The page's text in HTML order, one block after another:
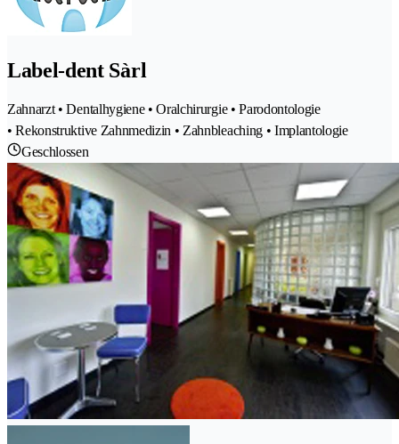
Label-dent Sàrl
Zahnarzt • Dentalhygiene • Oralchirurgie • Parodontologie
• Rekonstruktive Zahnmedizin • Zahnbleaching • Implantologie
Geschlossen